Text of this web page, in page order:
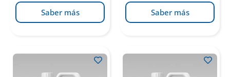
Saber más Saber más